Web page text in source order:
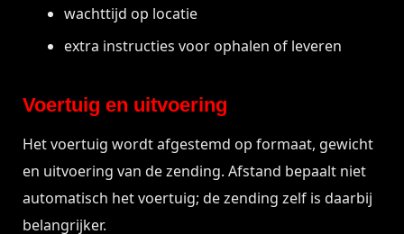
wachttijd op locatie
extra instructies voor ophalen of leveren
Voertuig en uitvoering
Het voertuig wordt afgestemd op formaat, gewicht
en uitvoering van de zending. Afstand bepaalt niet
automatisch het voertuig; de zending zelf is daarbij
belangrijker.